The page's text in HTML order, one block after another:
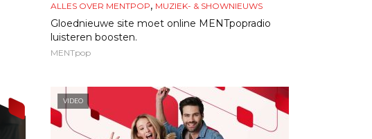
ALLES OVER MENTPOP, MUZIEK- & SHOWNIEUWS
Gloednieuwe site moet online MENTpopradio
luisteren boosten.
MENTpop
VIDEO